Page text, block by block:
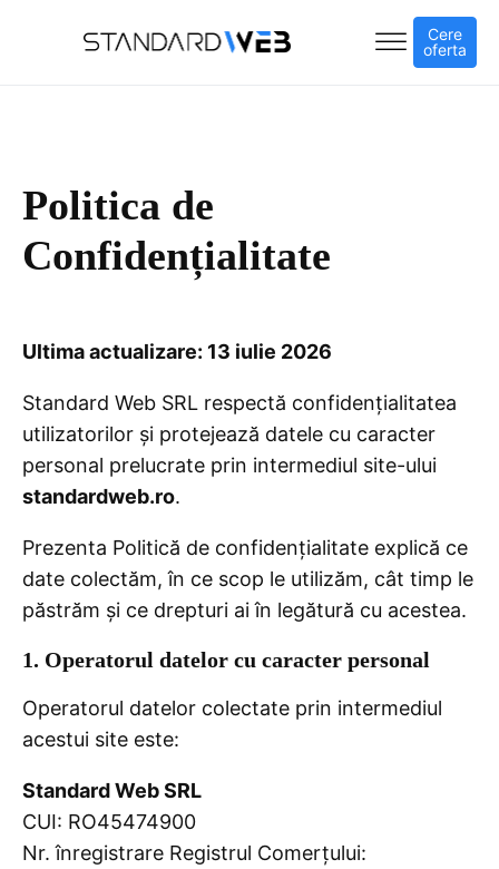
Cere
oferta
Politica de
Confidențialitate
Ultima actualizare: 13 iulie 2026
Standard Web SRL respectă confidențialitatea
utilizatorilor și protejează datele cu caracter
personal prelucrate prin intermediul site-ului
standardweb.ro.
Prezenta Politică de confidențialitate explică ce
date colectăm, în ce scop le utilizăm, cât timp le
păstrăm și ce drepturi ai în legătură cu acestea.
1. Operatorul datelor cu caracter personal
Operatorul datelor colectate prin intermediul
acestui site este:
Standard Web SRL
CUI: RO45474900
Nr. înregistrare Registrul Comerțului: